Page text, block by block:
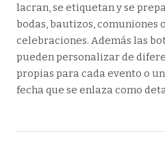
lacran, se etiquetan y se
bodas, bautizos, comuniones
celebraciones. Además las
pueden personalizar de
propias para cada evento o
fecha que se enlaza como